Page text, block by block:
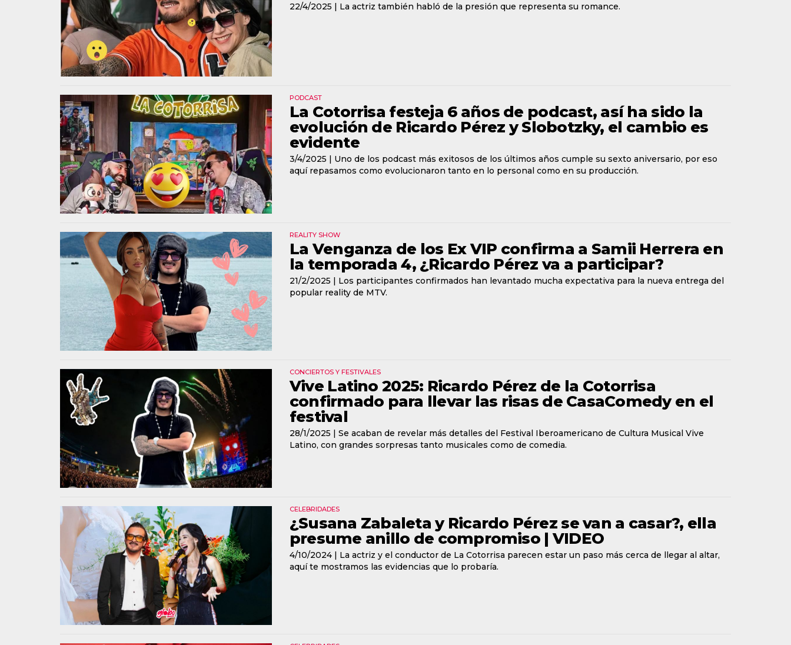
22/4/2025 | La actriz también habló de la presión que representa su romance.
PODCAST
La Cotorrisa festeja 6 años de podcast, así ha sido la
evolución de Ricardo Pérez y Slobotzky, el cambio es
evidente
3/4/2025 | Uno de los podcast más exitosos de los últimos años cumple su sexto aniversario, por eso
aquí repasamos como evolucionaron tanto en lo personal como en su producción.
REALITY SHOW
La Venganza de los Ex VIP confirma a Samii Herrera en
la temporada 4, ¿Ricardo Pérez va a participar?
21/2/2025 | Los participantes confirmados han levantado mucha expectativa para la nueva entrega del
popular reality de MTV.
CONCIERTOS Y FESTIVALES
Vive Latino 2025: Ricardo Pérez de la Cotorrisa
confirmado para llevar las risas de CasaComedy en el
festival
28/1/2025 | Se acaban de revelar más detalles del Festival Iberoamericano de Cultura Musical Vive
Latino, con grandes sorpresas tanto musicales como de comedia.
CELEBRIDADES
¿Susana Zabaleta y Ricardo Pérez se van a casar?, ella
presume anillo de compromiso | VIDEO
4/10/2024 | La actriz y el conductor de La Cotorrisa parecen estar un paso más cerca de llegar al altar,
aquí te mostramos las evidencias que lo probaría.